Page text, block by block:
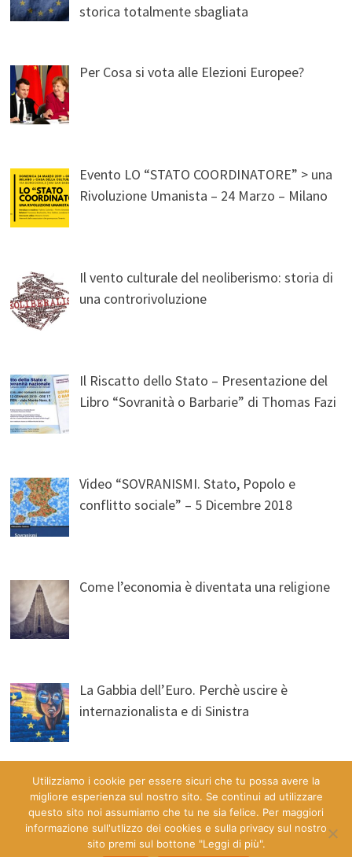
storica totalmente sbagliata
Per Cosa si vota alle Elezioni Europee?
Evento LO “STATO COORDINATORE” > una
Rivoluzione Umanista – 24 Marzo – Milano
Il vento culturale del neoliberismo: storia di
una controrivoluzione
Il Riscatto dello Stato – Presentazione del
Libro “Sovranità o Barbarie” di Thomas Fazi
Video “SOVRANISMI. Stato, Popolo e
conflitto sociale” – 5 Dicembre 2018
Come l’economia è diventata una religione
La Gabbia dell’Euro. Perchè uscire è
internazionalista e di Sinistra
Utilizziamo i cookie per essere sicuri che tu possa avere la
migliore esperienza sul nostro sito. Se continui ad utilizzare
questo sito noi assumiamo che tu ne sia felice. Per maggiori
informazione sull'utlizzo dei cookies e sulla privacy sul nostro
sito premi sul bottone "Leggi di più".